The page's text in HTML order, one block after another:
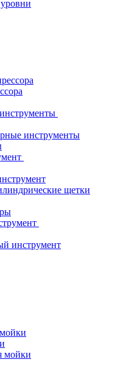
инструменты
щетки
инструмент
мойки